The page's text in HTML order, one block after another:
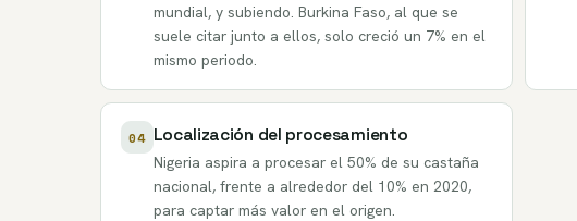
mundial, y subiendo. Burkina Faso, al que se
suele citar junto a ellos, solo creció un 7% en el
mismo periodo.
04 Localización del procesamiento
Nigeria aspira a procesar el 50% de su castaña
nacional, frente a alrededor del 10% en 2020,
para captar más valor en el origen.